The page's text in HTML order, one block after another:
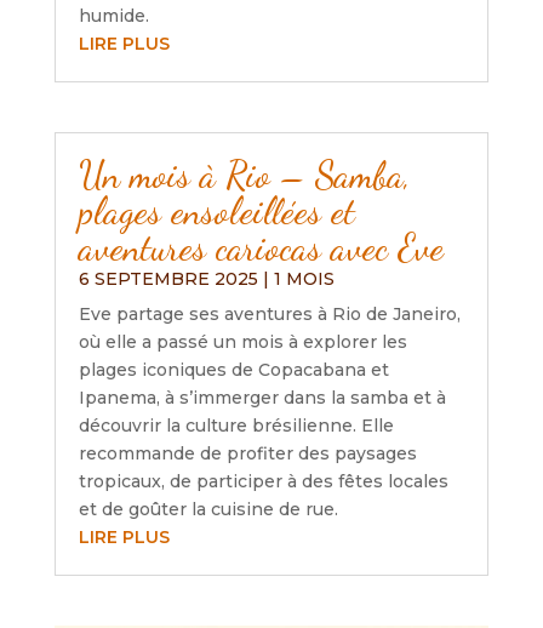
humide.
LIRE PLUS
Un mois à Rio – Samba,
plages ensoleillées et
aventures cariocas avec Eve
6 SEPTEMBRE 2025 | 1 MOIS
Eve partage ses aventures à Rio de Janeiro,
où elle a passé un mois à explorer les
plages iconiques de Copacabana et
Ipanema, à s’immerger dans la samba et à
découvrir la culture brésilienne. Elle
recommande de profiter des paysages
tropicaux, de participer à des fêtes locales
et de goûter la cuisine de rue.
LIRE PLUS